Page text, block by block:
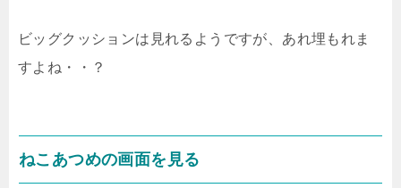
ビッグクッションは見れるようですが、あれ埋もれま
すよね・・？
ねこあつめの画面を見る